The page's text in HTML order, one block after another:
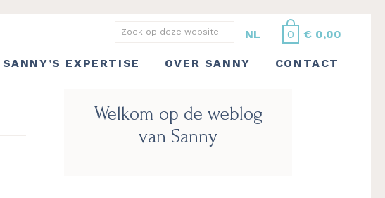
0 € 0,00
Zoek
deze
NL
SANNY’S EXPERTISE OVER SANNY CONTACT
Sidebar
Welkom op de weblog
van Sanny